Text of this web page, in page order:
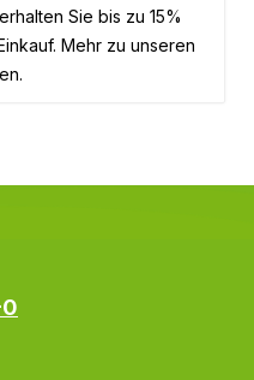
Sie bis zu 15%
Mehr zu unseren